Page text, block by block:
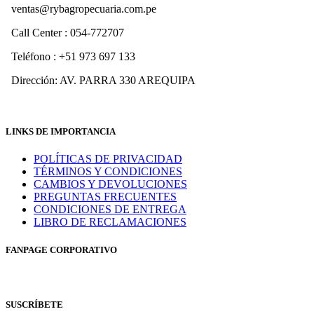
ventas@rybagropecuaria.com.pe
Call Center : 054-772707
Teléfono : +51 973 697 133
Dirección: AV. PARRA 330 AREQUIPA
LINKS DE IMPORTANCIA
POLÍTICAS DE PRIVACIDAD
TÉRMINOS Y CONDICIONES
CAMBIOS Y DEVOLUCIONES
PREGUNTAS FRECUENTES
CONDICIONES DE ENTREGA
LIBRO DE RECLAMACIONES
FANPAGE CORPORATIVO
SUSCRÍBETE